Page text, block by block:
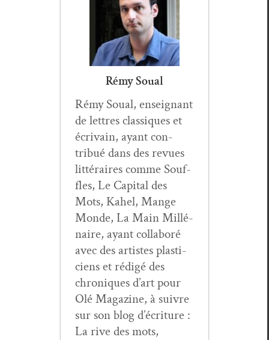
Rémy Soual
Rémy Soual, enseignant
de let­tres clas­siques et
écrivain, ayant con­
tribué dans des revues
lit­téraires comme Souf­
fles, Le Cap­i­tal des
Mots, Kahel, Mange
Monde, La Main Mil­lé­
naire, ayant col­laboré
avec des artistes plas­ti­
ciens et rédigé des
chroniques d’art pour
Olé Mag­a­zine, à suiv­re
sur son blog d’écri­t­ure :
La rive des mots,